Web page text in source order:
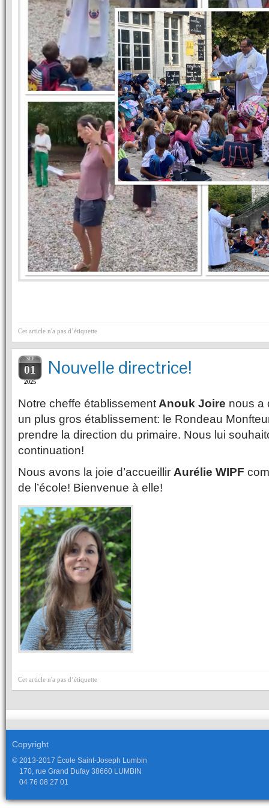
Cet article n'a pas d’étiquette
SEP
01
2025
Nouvelle directrice!
Notre cheffe établissement Anouk Joire nous a
un plus gros établissement: le Rondeau
prendre la direction du primaire. Nous lui
continuation!
Nous avons la joie d’accueillir Aurélie WIPF
de l’école! Bienvenue à elle!
Cet article n'a pas d’étiquette
Copyright
© 2013-2017 École Saint-Joseph Lumbin
170, rue Grand Dufay 38660 LUMBIN
04 76 08 27 01